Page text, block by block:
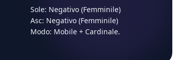
Sole: Negativo (Femminile)
Asc: Negativo (Femminile)
Modo: Mobile + Cardinale.